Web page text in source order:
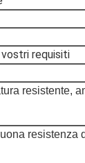
requisiti
resistente,
resistenza